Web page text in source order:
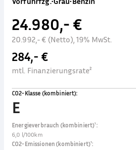
24.980,- €
20.992,- € (Netto), 19% MwSt.
284,- €
mtl. Finanzierungsrate²
CO2-Klasse (kombiniert):
E
Energieverbrauch (kombiniert)¹:
6,0 l/100km
CO2-Emissionen (kombiniert)¹: